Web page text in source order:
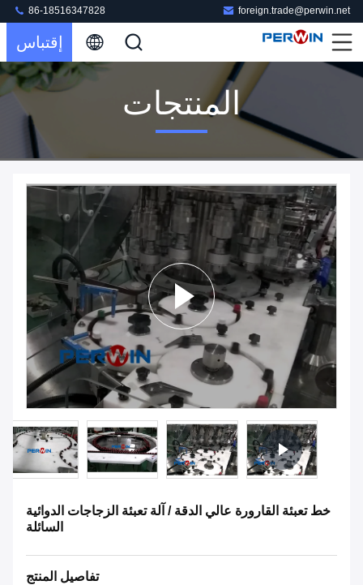
foreign.trade@perwin.net
86-18516347828
إقتباس
المنتجات
خط تعبئة القارورة عالي الدقة / آلة تعبئة الزجاجات الدوائية
السائلة
تفاصيل المنتج